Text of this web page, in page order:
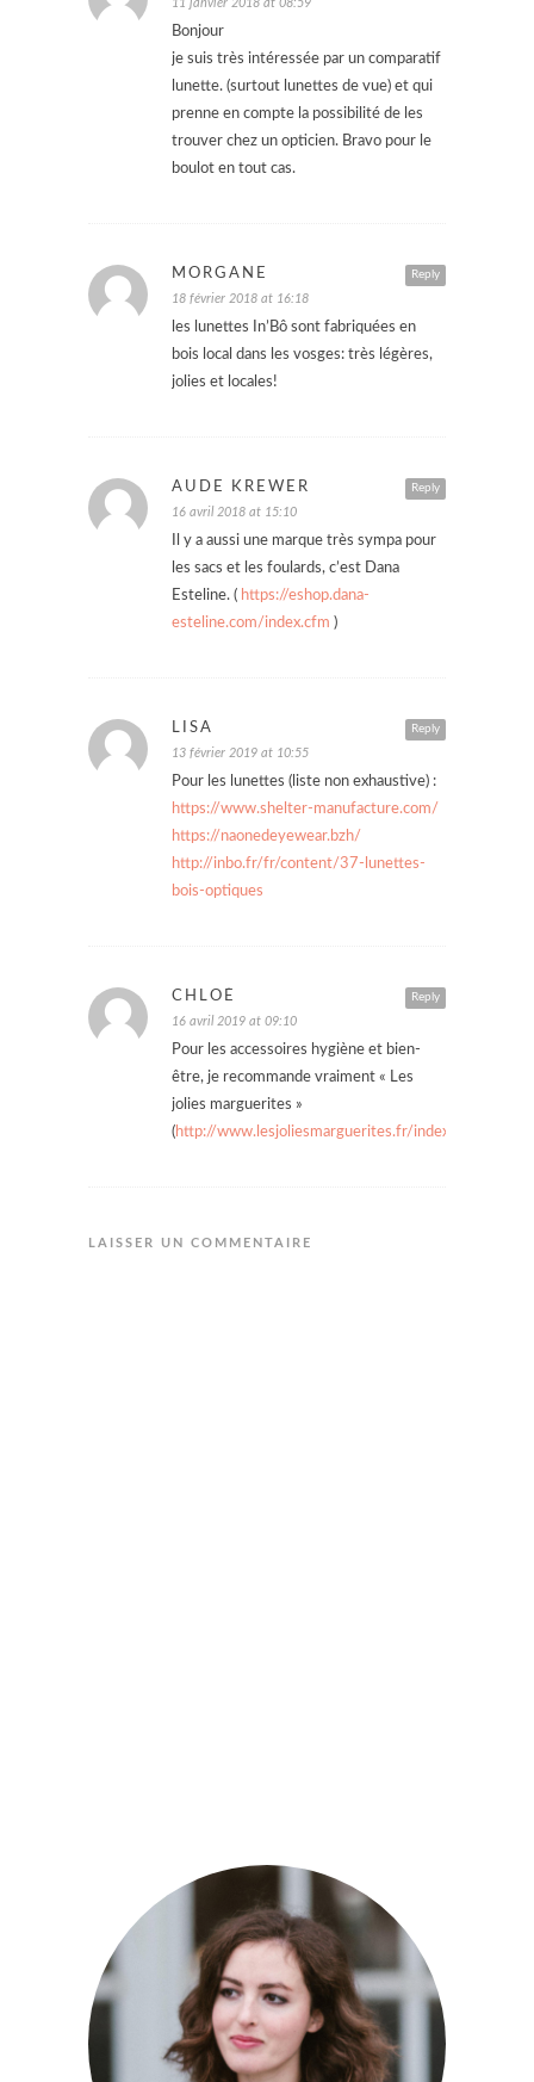
11 janvier 2018 at 08:59
Bonjour
je suis très intéressée par un comparatif
lunette. (surtout lunettes de vue) et qui
prenne en compte la possibilité de les
trouver chez un opticien. Bravo pour le
boulot en tout cas.
Reply
MORGANE
18 février 2018 at 16:18
les lunettes In’Bô sont fabriquées en
bois local dans les vosges: très légères,
jolies et locales!
Reply
AUDE KREWER
16 avril 2018 at 15:10
Il y a aussi une marque très sympa pour
les sacs et les foulards, c’est Dana
Esteline. ( https://eshop.dana-
esteline.com/index.cfm )
Reply
LISA
13 février 2019 at 10:55
Pour les lunettes (liste non exhaustive) :
https://www.shelter-manufacture.com/
https://naonedeyewear.bzh/
http://inbo.fr/fr/content/37-lunettes-
bois-optiques
Reply
CHLOÉ
16 avril 2019 at 09:10
Pour les accessoires hygiène et bien-
être, je recommande vraiment « Les
jolies marguerites »
(http://www.lesjoliesmarguerites.fr/index.php
LAISSER UN COMMENTAIRE